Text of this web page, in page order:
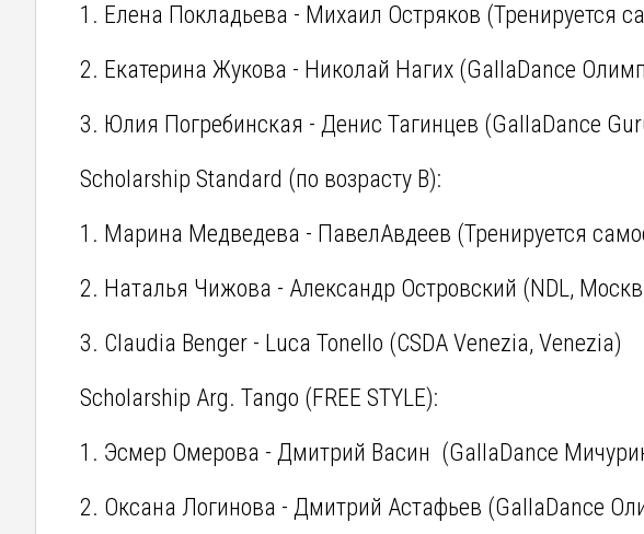
1. Елена Покладьева - Михаил Остряков (Тренируется
2. Екатерина Жукова - Николай Нагих (GallaDance
3. Юлия Погребинская - Денис Тагинцев (GallaDance
Scholarship Standard (по возрасту В):
1. Марина Медведева - ПавелАвдеев (Тренируется
2. Наталья Чижова - Александр Островский (NDL,
3. Claudia Benger - Luca Tonello (CSDA Venezia, Venezia)
Scholarship Arg. Tango (FREE STYLE):
1. Эсмер Омерова - Дмитрий Васин (GallaDance
2. Оксана Логинова - Дмитрий Астафьев (GallaDance